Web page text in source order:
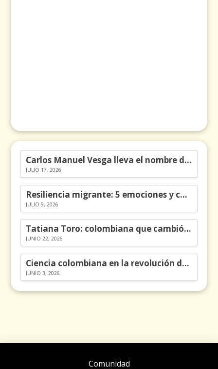
Carlos Manuel Vesga lleva el nombre de Colombia a los Emmy
JULIO 17, 2026
Resiliencia migrante: 5 emociones y cómo gestionarlas
JULIO 9, 2026
Tatiana Toro: colombiana que cambió la historia de las matemáticas
JUNIO 22, 2026
Ciencia colombiana en la revolución de los órganos en chips
JUNIO 3, 2026
Comunidad